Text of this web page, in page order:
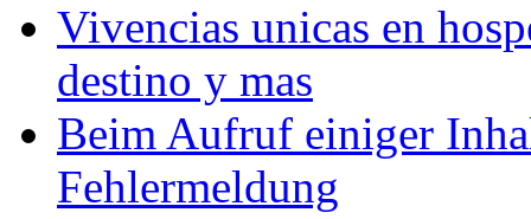
Vivencias unicas en
destino y mas
Beim Aufruf einiger
Fehlermeldung